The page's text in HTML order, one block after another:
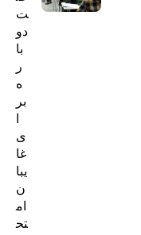
ت
دو
با
ر
ه
بر
ا
ی
غا
یبا
ن
ام
تح